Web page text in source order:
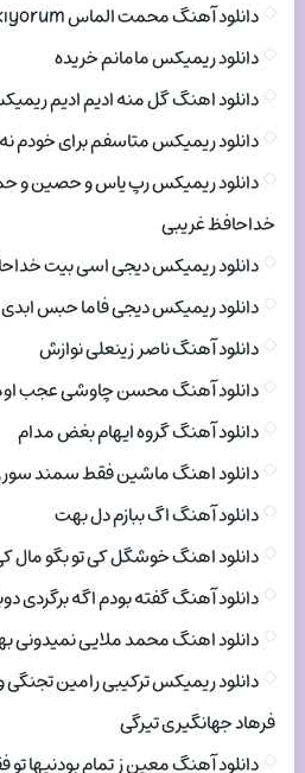
دانلود آهنگ محمت الماس gidene yakıyorum
دانلود ریمیکس مامانم خریده
دانلود اهنگ گل منه ادیم ادیم
دانلود ریمیکس متاسفم برای خودم
دانلود ریمیکس رپ یاس و حصین
خداحافظ غریبی
دانلود ریمیکس دیجی اسی بیت
دانلود ریمیکس دیجی فاما حبس ابدی
دانلود آهنگ ناصر زینعلی نوازش
دانلود آهنگ محسن چاوشی عجب
دانلود آهنگ گروه ایهام بغض مدام
دانلود اهنگ ماشین فقط سمند
دانلود آهنگ اگ ببازم دل بهت
دانلود اهنگ خوشگل کی تو بگو مال
دانلود آهنگ گفته بودم اگه برگردی
دانلود اهنگ محمد ملایی نمیدونی
دانلود ریمیکس ترکیبی رامین
فرهاد جهانگیری تیرگی
دانلود آهنگ معین ز تمام بودنیها تو